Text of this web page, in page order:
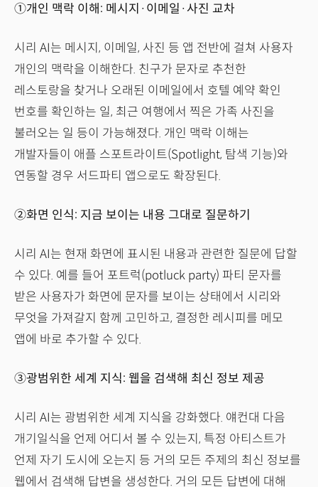
①개인 맥락 이해: 메시지·이메일·사진 교차
시리 AI는 메시지, 이메일, 사진 등 앱 전반에 걸쳐 사용자
개인의 맥락을 이해한다. 친구가 문자로 추천한
레스토랑을 찾거나 오래된 이메일에서 호텔 예약 확인
번호를 확인하는 일, 최근 여행에서 찍은 가족 사진을
불러오는 일 등이 가능해졌다. 개인 맥락 이해는
개발자들이 애플 스포트라이트(Spotlight, 탐색 기능)와
연동할 경우 서드파티 앱으로도 확장된다.
②화면 인식: 지금 보이는 내용 그대로 질문하기
시리 AI는 현재 화면에 표시된 내용과 관련한 질문에 답할
수 있다. 예를 들어 포트럭(potluck party) 파티 문자를
받은 사용자가 화면에 문자를 보이는 상태에서 시리와
무엇을 가져갈지 함께 고민하고, 결정한 레시피를 메모
앱에 바로 추가할 수 있다.
③광범위한 세계 지식: 웹을 검색해 최신 정보 제공
시리 AI는 광범위한 세계 지식을 강화했다. 얘컨대 다음
개기일식을 언제 어디서 볼 수 있는지, 특정 아티스트가
언제 자기 도시에 오는지 등 거의 모든 주제의 최신 정보를
웹에서 검색해 답변을 생성한다. 거의 모든 답변에 대해